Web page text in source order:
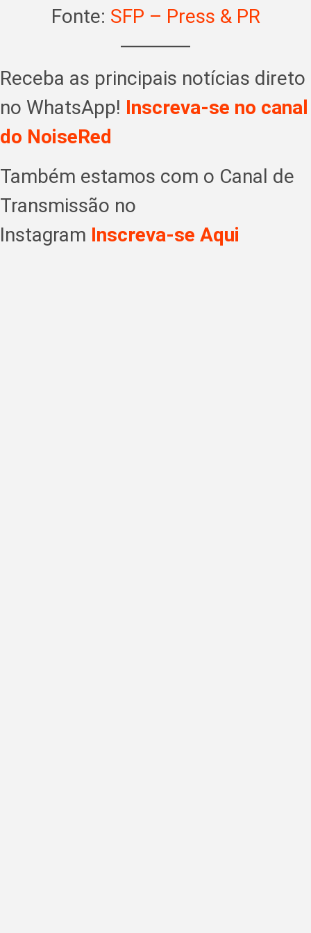
Fonte: SFP – Press & PR
Receba as principais notícias direto
no WhatsApp! Inscreva-se no canal
do NoiseRed
Também estamos com o Canal de
Transmissão no
Instagram Inscreva-se Aqui